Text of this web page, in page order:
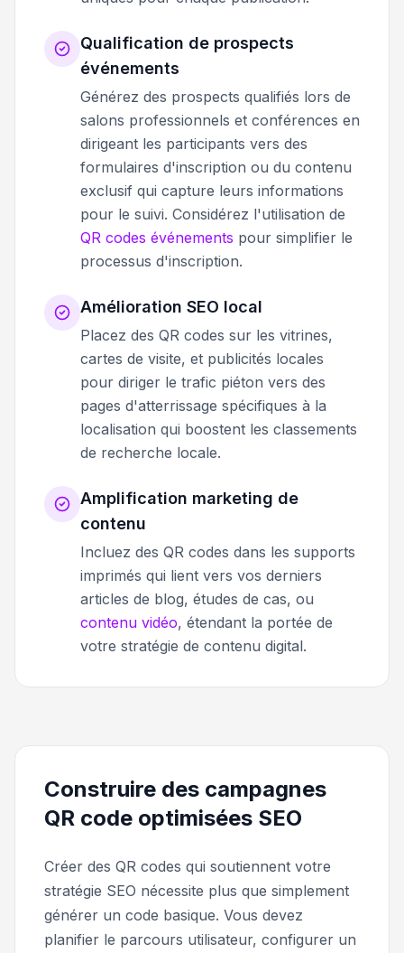
Qualification de prospects
événements
Générez des prospects qualifiés lors de
salons professionnels et conférences en
dirigeant les participants vers des
formulaires d'inscription ou du contenu
exclusif qui capture leurs informations
pour le suivi. Considérez l'utilisation de
QR codes événements pour simplifier le
processus d'inscription.
Amélioration SEO local
Placez des QR codes sur les vitrines,
cartes de visite, et publicités locales
pour diriger le trafic piéton vers des
pages d'atterrissage spécifiques à la
localisation qui boostent les classements
de recherche locale.
Amplification marketing de
contenu
Incluez des QR codes dans les supports
imprimés qui lient vers vos derniers
articles de blog, études de cas, ou
contenu vidéo, étendant la portée de
votre stratégie de contenu digital.
Construire des campagnes
QR code optimisées SEO
Créer des QR codes qui soutiennent votre
stratégie SEO nécessite plus que simplement
générer un code basique. Vous devez
planifier le parcours utilisateur, configurer un